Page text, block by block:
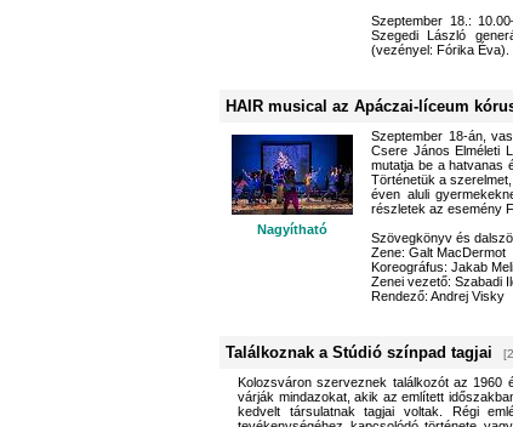
Szeptember 18.:
Szegedi László
(vezényel: Fórika Éva).
HAIR musical az Apáczai-líceum
Nagyítható
Szeptember 18-án,
Csere János Elméleti
mutatja be a hatvanas
Történetük a
éven aluli
részletek az esemény
Szövegkönyv és
Zene: Galt MacDermot
Koreográfus: Jakab
Zenei vezető: Szabadi
Rendező: Andrej Visky
Találkoznak a Stúdió színpad tagjai
Kolozsváron szerveznek találkozót az 1960
várják mindazokat, akik az említett
kedvelt társulatnak tagjai voltak. Régi